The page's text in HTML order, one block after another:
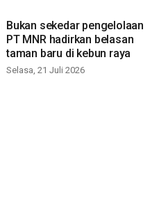
Bukan sekedar pengelolaan
PT MNR hadirkan belasan
taman baru di kebun raya
Selasa, 21 Juli 2026